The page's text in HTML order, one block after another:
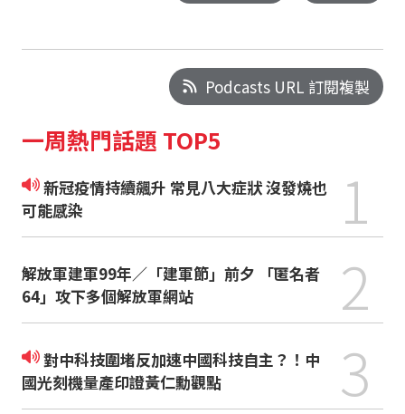
Podcasts URL 訂閱複製
一周熱門話題 TOP5
新冠疫情持續飆升 常見八大症狀 沒發燒也
可能感染
1
解放軍建軍99年／「建軍節」前夕 「匿名者
64」攻下多個解放軍網站
2
對中科技圍堵反加速中國科技自主？！中
國光刻機量產印證黃仁勳觀點
3